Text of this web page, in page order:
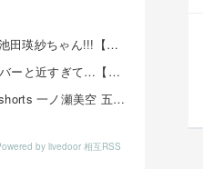
林瑠奈ちゃんの巧みな話術とそれを見抜く池田瑛紗ちゃん!!!【乃木坂46】
【櫻坂46】レミノスペシャルシート、メンバーと近すぎて…【全国ツアー2026】
池田瑛紗 乃木坂46 #冨里奈央 #菅原咲月 #shorts 一ノ瀬美空 五百城茉央 瀬戸口心月 奥の反応まとめ
by livedoor 相互RSS